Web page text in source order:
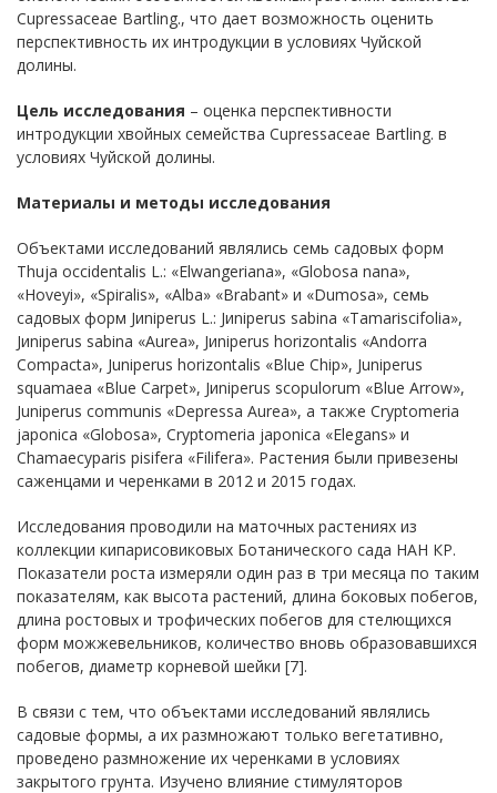
Cupressaceae Bartling., что дает возможность оценить
перспективность их интродукции в условиях Чуйской
долины.
Цель исследования – оценка перспективности
интродукции хвойных семейства Cupressaceae Bartling. в
условиях Чуйской долины.
Материалы и методы исследования
Объектами исследований являлись семь садовых форм
Тhuja осcidentalis L.: «Еlwangeriаna», «Glоbosa nаna»,
«Hoveyi», «Sрirаlis», «Аlba» «Brаbаnt» и «Dumоsа», семь
садовых форм Jиnipеrus L.: Jиnipеrus sаbina «Тamarisсifolia»,
Jиnipеrus sаbinа «Аurea», Jиniperus horizontalis «Andorra
Compacta», Juniperus horizontalis «Blue Chip», Juniperus
squamaеa «Вlue Сarpet», Jиnipеrus sсopulоrum «Вlue Аrrow»,
Junipеrus соmmunis «Dеpressa Аurea», а также Сryptоmeria
jаponicа «Glоbosa», Сryptomeriа jаponicа «Еlegans» и
Сhamaecyрaris рisifera «Filifеra». Растения были привезены
саженцами и черенками в 2012 и 2015 годах.
Исследования проводили на маточных растениях из
коллекции кипарисовиковых Ботанического сада НАН КР.
Показатели роста измеряли один раз в три месяца по таким
показателям, как высота растений, длина боковых побегов,
длина ростовых и трофических побегов для стелющихся
форм можжевельников, количество вновь образовавшихся
побегов, диаметр корневой шейки [7].
В связи с тем, что объектами исследований являлись
садовые формы, а их размножают только вегетативно,
проведено размножение их черенками в условиях
закрытого грунта. Изучено влияние стимуляторов